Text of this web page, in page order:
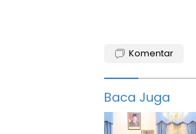
Komentar
Baca Juga